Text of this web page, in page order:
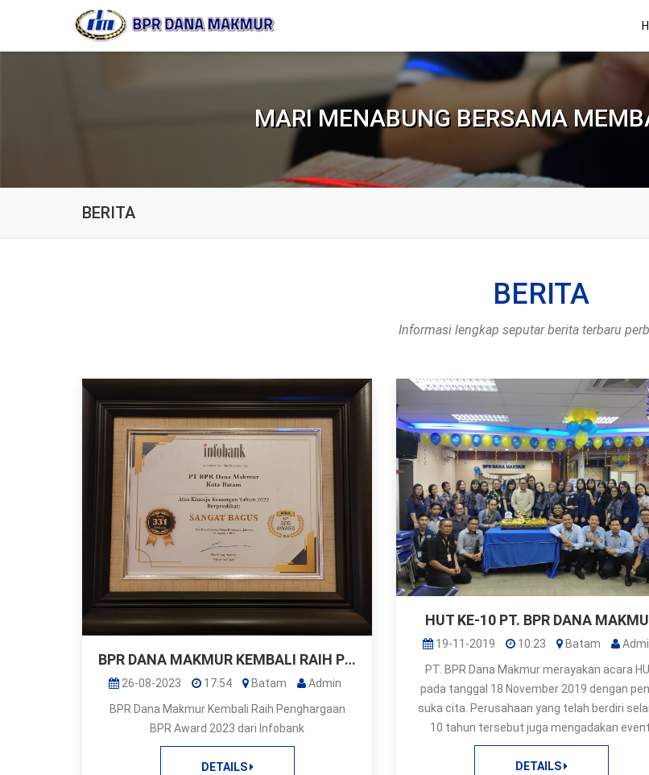
MARI MENABUNG BERSAMA
BERITA
BERITA
Informasi lengkap seputar berita terbaru
BPR DANA MAKMUR KEMBALI RAIH PENGHARGAAN BPR AWARD 2023
26-08-2023 17:54 Batam
Admin
BPR Dana Makmur Kembali Raih Penghargaan
BPR Award 2023 dari Infobank
DETAILS
HUT KE-10 PT. BPR DANA
19-11-2019 10:23 Batam
PT. BPR Dana Makmur merayakan acara
pada tanggal 18 November 2019 dengan
suka cita. Perusahaan yang telah berdiri
10 tahun tersebut juga mengadakan event.
DETAILS